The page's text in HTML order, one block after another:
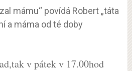
mámu“ povídá Robert „táta
a máma od té doby
v pátek v 17.00hod